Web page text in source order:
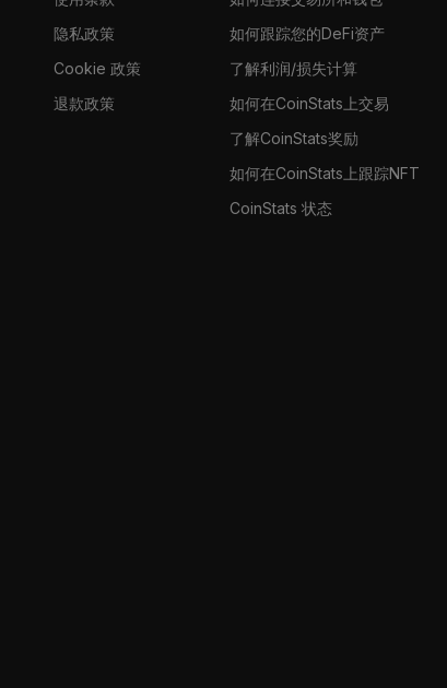
隐私政策
Cookie 政策
退款政策
如何跟踪您的DeFi资产
了解利润/损失计算
如何在CoinStats上交易
了解CoinStats奖励
如何在CoinStats上跟踪NFT
CoinStats 状态